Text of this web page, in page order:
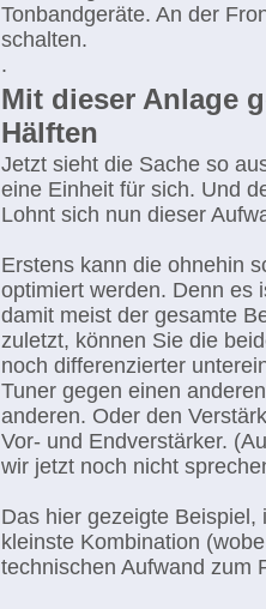
Tonbandgeräte. An der
schalten.
.
Mit dieser Anlage
Hälften
Jetzt sieht die Sache so
eine Einheit für sich. Und
Lohnt sich nun dieser
Erstens kann die ohnehin
optimiert werden. Denn es
damit meist der gesamte
zuletzt, können Sie die
noch differenzierter
Tuner gegen einen
anderen. Oder den
Vor- und Endverstärker.
wir jetzt noch nicht
Das hier gezeigte
kleinste Kombination
technischen Aufwand zum